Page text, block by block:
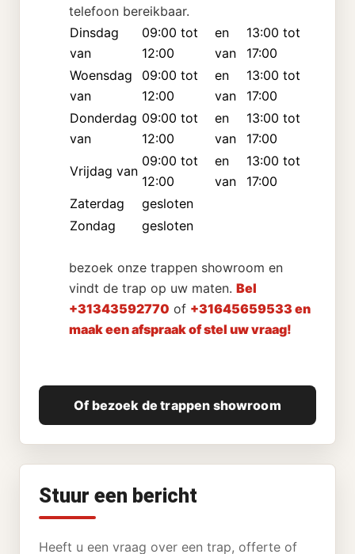
telefoon bereikbaar.
Dinsdag
van
09:00 tot
12:00
en
van
13:00 tot
17:00
Woensdag
van
09:00 tot
12:00
en
van
13:00 tot
17:00
Donderdag
van
09:00 tot
12:00
en
van
13:00 tot
17:00
Vrijdag van
09:00 tot
12:00
en
van
13:00 tot
17:00
Zaterdag
gesloten
Zondag
gesloten
bezoek onze trappen showroom en
vindt de trap op uw maten. Bel
+31343592770 of +31645659533 en
maak een afspraak of stel uw vraag!
Of bezoek de trappen showroom
Stuur een bericht
Heeft u een vraag over een trap, offerte of